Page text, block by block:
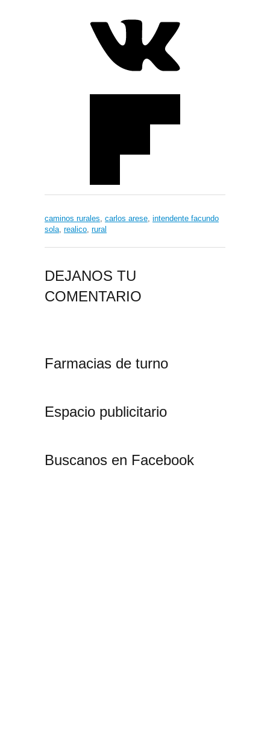
caminos rurales, carlos arese, intendente facundo
sola, realico, rural
DEJANOS TU
COMENTARIO
Farmacias de turno
Espacio publicitario
Buscanos en Facebook